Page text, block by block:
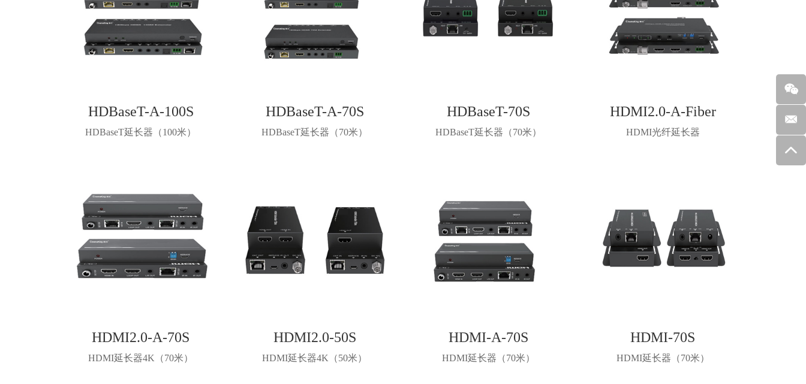
HDBaseT-A-100S
HDBaseT延长器（100米）
HDBaseT-A-70S
HDBaseT延长器（70米）
HDBaseT-70S
HDBaseT延长器（70米）
HDMI2.0-A-Fiber
HDMI光纤延长器
HDMI2.0-A-70S
HDMI延长器4K（70米）
HDMI2.0-50S
HDMI延长器4K（50米）
HDMI-A-70S
HDMI延长器（70米）
HDMI-70S
HDMI延长器（70米）